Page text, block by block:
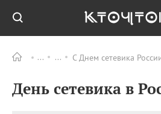
С Днем сетевика
День сетевика в09.08